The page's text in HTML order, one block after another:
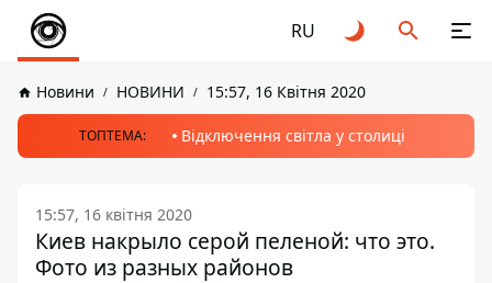
RU
Новини НОВИНИ 15:57, 16 Квітня 2020
ТОПТЕМА: Відключення світла у столиці
15:57, 16 квітня 2020
Киев накрыло серой пеленой: что это.
Фото из разных районов